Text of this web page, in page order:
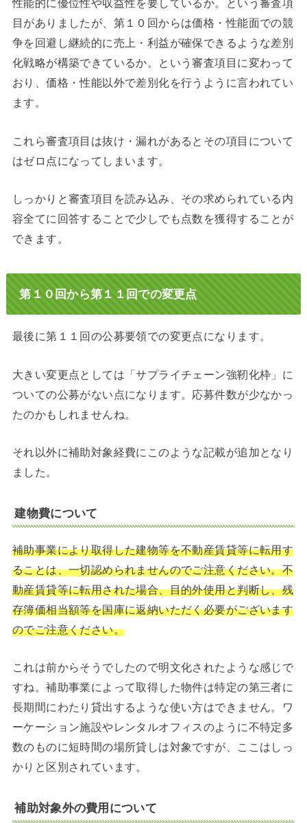
性能的に優位性や収益性を要しているか。という審査項
目がありましたが、第１０回からは価格・性能面での競
争を回避し継続的に売上・利益が確保できるような差別
化戦略が構築できているか。という審査項目に変わって
おり、価格・性能以外で差別化を行うように言われてい
ます。
これら審査項目は抜け・漏れがあるとその項目について
はゼロ点になってしまいます。
しっかりと審査項目を読み込み、その求められている内
容全てに回答することで少しでも点数を獲得することが
できます。
第１０回から第１１回での変更点
最後に第１１回の公募要領での変更点になります。
大きい変更点としては「サプライチェーン強靭化枠」に
ついての公募がない点になります。応募件数が少なかっ
たのかもしれませんね。
それ以外に補助対象経費にこのような記載が追加となり
ました。
建物費について
補助事業により取得した建物等を不動産賃貸等に転用す
ることは、一切認められませんのでご注意ください。不
動産賃貸等に転用された場合、目的外使用と判断し、残
存簿価相当額等を国庫に返納いただく必要がございます
のでご注意ください。
これは前からそうでしたので明文化されたような感じで
すね。補助事業によって取得した物件は特定の第三者に
長期間にわたり貸出するような使い方はできません。ワ
ーケーション施設やレンタルオフィスのように不特定多
数のものに短時間の場所貸しは対象ですが、ここはしっ
かりと区別されています。
補助対象外の費用について